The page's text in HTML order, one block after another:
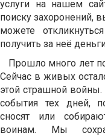
услуги на нашем
поиску захоронений,
можете
получить за неё
Прошло много лет
Сейчас в живых
этой страшной
события тех дней,
сносят или
воинам. Мы